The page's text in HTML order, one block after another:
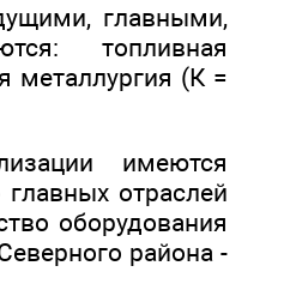
главными,
топливная
металлургия (К =
имеются
отраслей
оборудования
района -